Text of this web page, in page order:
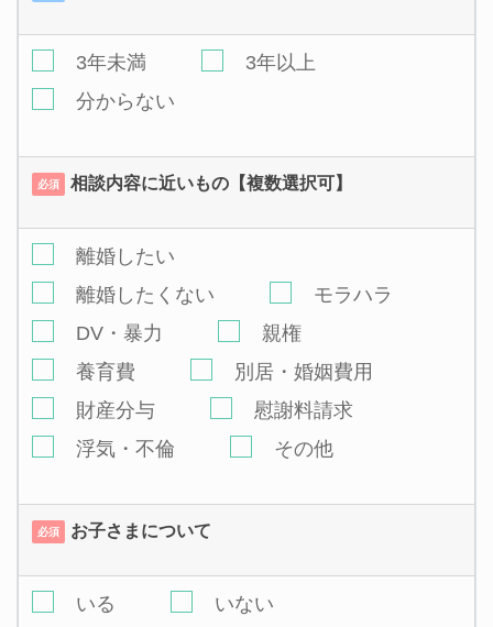
3年未満
3年以上
分からない
必須 相談内容に近いもの【複数選択可】
離婚したい
離婚したくない
モラハラ
DV・暴力
親権
養育費
別居・婚姻費用
財産分与
慰謝料請求
浮気・不倫
その他
必須 お子さまについて
いる いない